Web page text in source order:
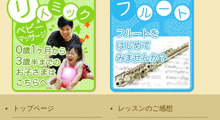
トップページ レッスンのご感想